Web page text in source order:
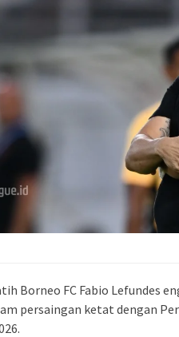
Borneo FC Fabio Lefundes
persaingan ketat dengan